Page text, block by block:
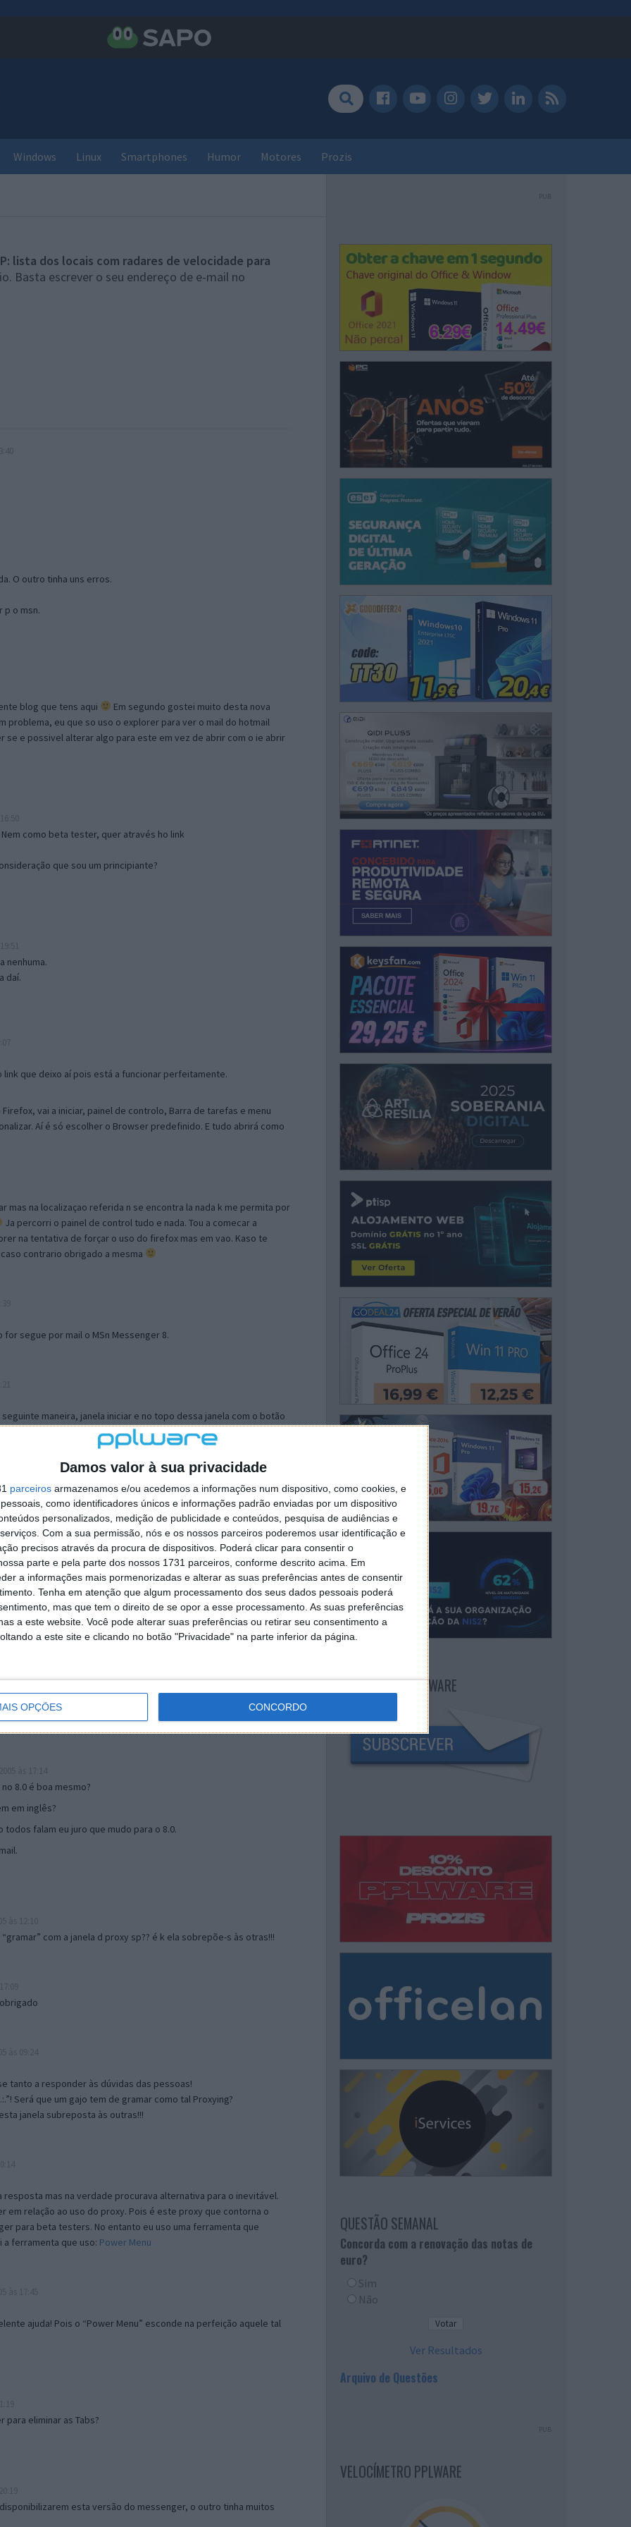
Damos valor à sua privacidade
parceiros armazenamos e/ou acedemos a informações num dispositivo, como cookies, e
como identificadores únicos e informações padrão enviadas por um dispositivo
personalizados, medição de publicidade e conteúdos, pesquisa de audiências e
Com a sua permissão, nós e os nossos parceiros poderemos usar identificação e
precisos através da procura de dispositivos. Poderá clicar para consentir o
parte e pela parte dos nossos 1731 parceiros, conforme descrito acima. Em
a informações mais pormenorizadas e alterar as suas preferências antes de consentir
Tenha em atenção que algum processamento dos seus dados pessoais poderá
mas que tem o direito de se opor a esse processamento. As suas preferências
a este website. Você pode alterar suas preferências ou retirar seu consentimento a
a este site e clicando no botão "Privacidade" na parte inferior da página.
OPÇÕES CONCORDO
Windows Linux Smartphones Humor Motores Prozis
lista dos locais com radares de velocidade para
Basta escrever o seu endereço de e-mail no
O outro tinha uns erros.
p o msn.
blog que tens aqui
Em segundo gostei muito desta nova
problema, eu que so uso o explorer para ver o mail do hotmail
se e possivel alterar algo para este em vez de abrir com o ie abrir
como beta tester, quer através ho link
que sou um principiante?
nenhuma.
daí.
que deixo aí pois está a funcionar perfeitamente.
vai a iniciar, painel de controlo, Barra de tarefas e menu
Aí é só escolher o Browser predefinido. E tudo abrirá como
mas na localizaçao referida n se encontra la nada k me permita por
Ja percorri o painel de control tudo e nada. Tou a comecar a
na tentativa de forçar o uso do firefox mas em vao. Kaso te
contrario obrigado a mesma
for segue por mail o MSn Messenger 8.
maneira, janela iniciar e no topo dessa janela com o botão
separador Menu ‘Iniciar’ clica no botão ‘Personalizar’ aí
escolheres o Browser com que queres navegar e o gestor de
ao teu Firefox e nas ferramentas ou tools escolhes ‘Opções’ ou
e logo perto do fim encontras um local para colocares um visto
é o browser predefinido.
mail algum.
17:00
8.0 é boa mesmo?
em inglês?
falam eu juro que mudo para o 8.0.
com a janela d proxy sp?? é k ela sobrepõe-s às otras!!!
tanto a responder às dúvidas das pessoas!
Será que um gajo tem de gramar como tal Proxying?
janela subreposta às outras!!!
mas na verdade procurava alternativa para o inevitável.
em relação ao uso do proxy. Pois é este proxy que contorna o
para beta testers. No entanto eu uso uma ferramenta que
ferramenta que uso: Power Menu
ajuda! Pois o “Power Menu” esconde na perfeição aquele tal
para eliminar as Tabs?
esta versão do messenger, o outro tinha muitos
PUB
NEWSLETTER PPLWARE
QUESTÃO SEMANAL
Concorda com a renovação das notas de
euro?
Sim
Não
Ver Resultados
Arquivo de Questões
PUB
VELOCÍMETRO PPLWARE